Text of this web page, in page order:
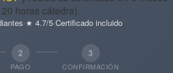
horas cátedra).
·★ 4.7/5·Certificado incluido
2
PAGO
3
CONFIRMACIÓN